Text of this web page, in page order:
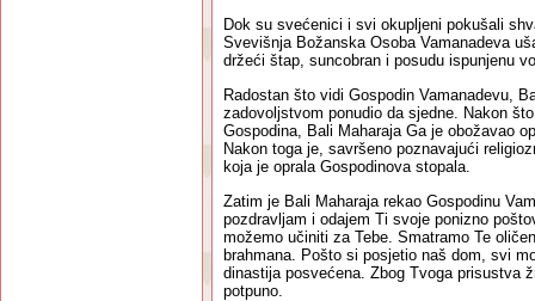
Dok su svećenici i svi okupljeni pokušali
Svevišnja Božanska Osoba Vamanadeva
držeći štap, suncobran i posudu ispunjenu
Radostan što vidi Gospodin Vamanadevu,
zadovoljstvom ponudio da sjedne. Nakon
Gospodina, Bali Maharaja Ga je obožavao
Nakon toga je, savršeno poznavajući
koja je oprala Gospodinova stopala.
Zatim je Bali Maharaja rekao Gospodinu
pozdravljam i odajem Ti svoje ponizno
možemo učiniti za Tebe. Smatramo Te
brahmana. Pošto si posjetio naš dom, svi
dinastija posvećena. Zbog Tvoga prisustva
potpuno.